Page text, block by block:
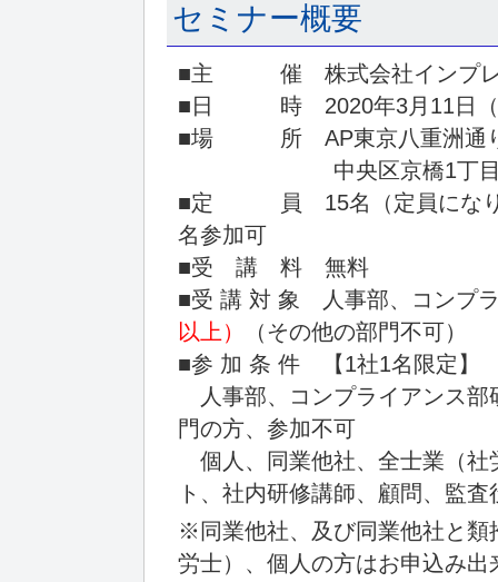
セミナー概要
■主 催 株式会社インプレ
■日 時 2020年3月11日（水
■場 所 AP東京八重洲通
中央区京橋1丁目10番
■定 員 15名（定員になり次
名参加可
■受 講 料 無料
■受 講 対 象 人事部、コンプ
以上）
（その他の部門不可）
■参 加 条 件 【1社1名限定】
人事部、コンプライアンス
門の方、参加不可
個人、同業他社、全士業（社
ト、社内研修講師、顧問、監査
※同業他社、及び同業他社と類
労士）、個人の方はお申込み出